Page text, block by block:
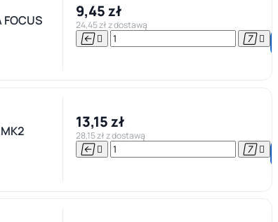
FOCUS
9,45 zł
24,45 zł z dostawą
   
13,15 zł
28,15 zł z dostawą
   